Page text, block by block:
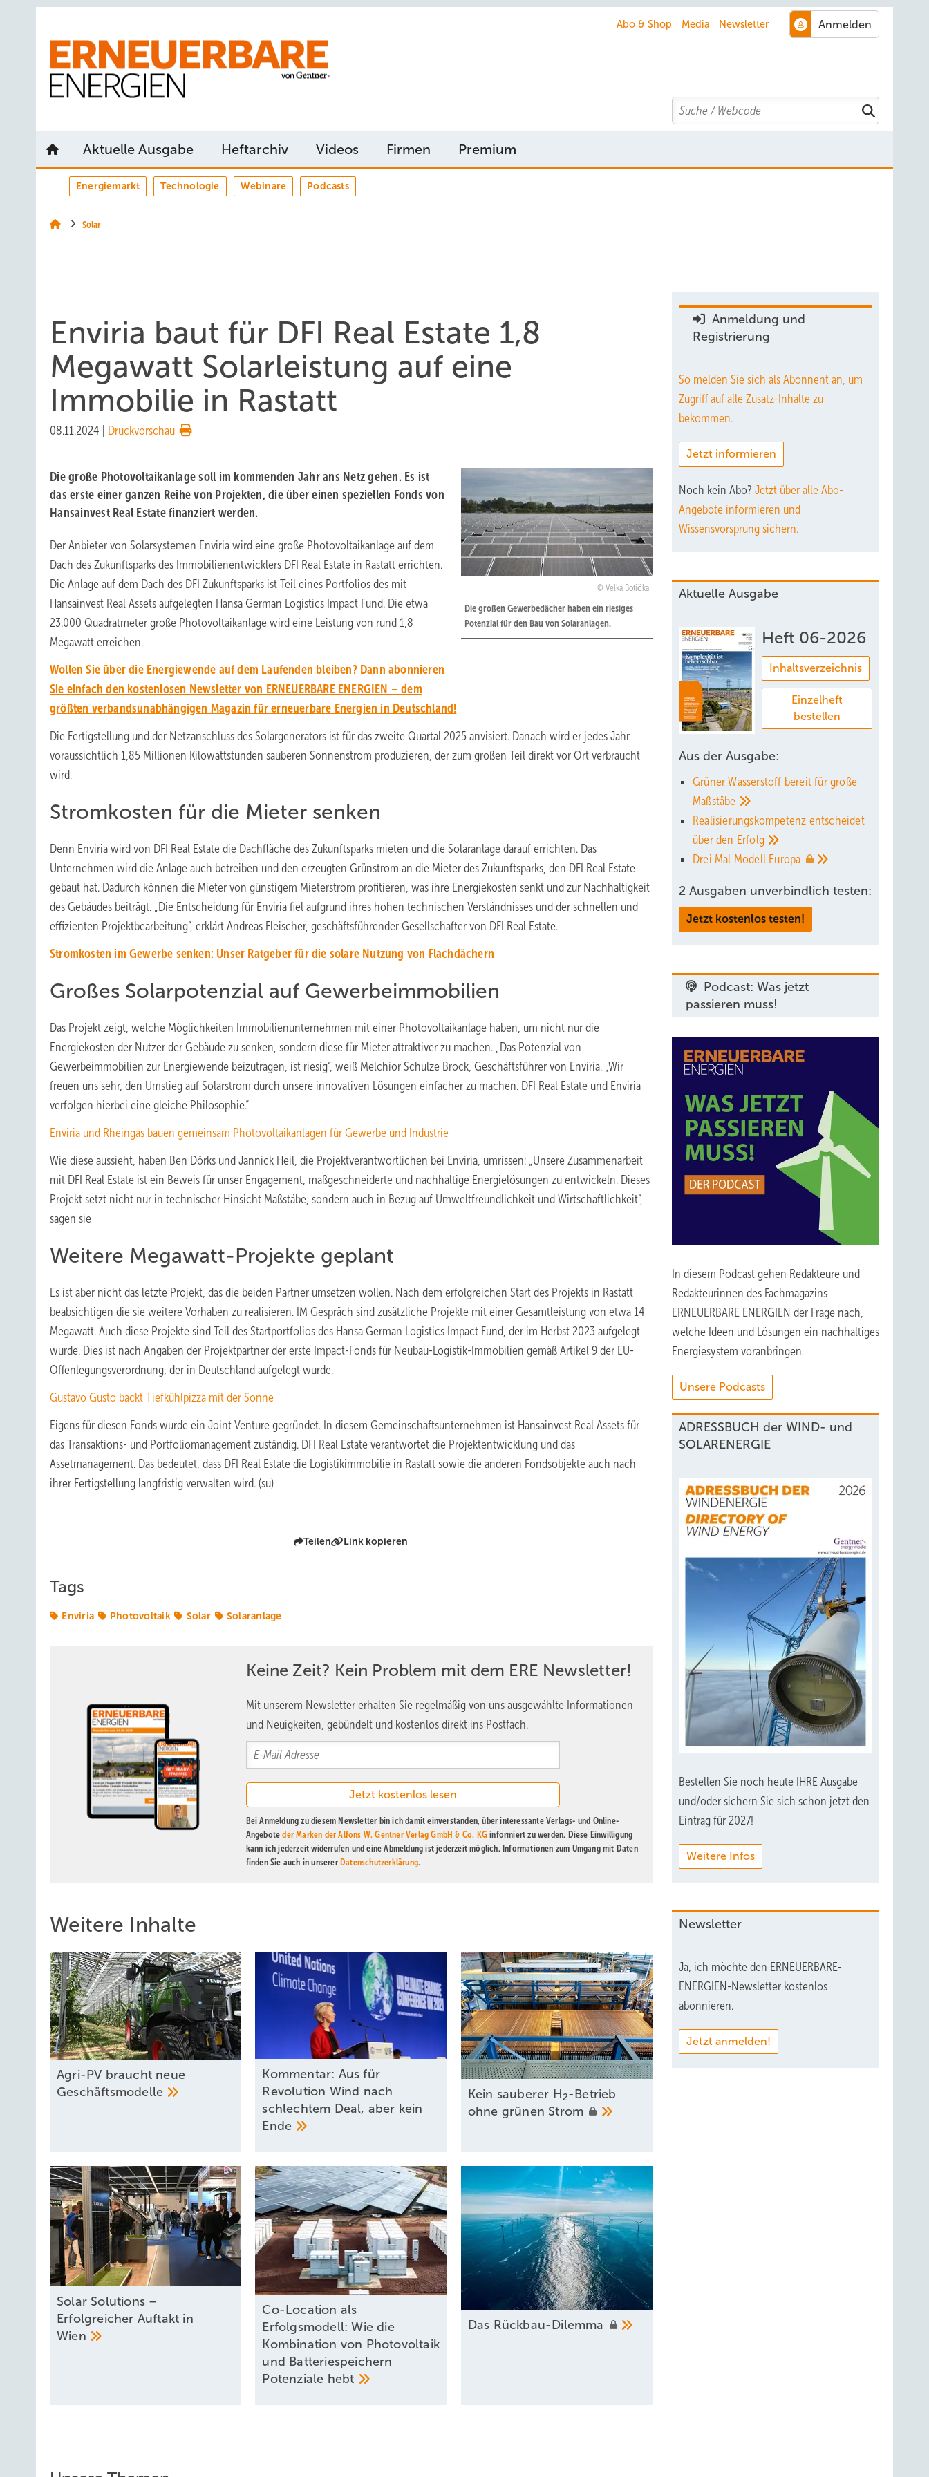
Abo & Shop Media Newsletter
Search
Aktuelle Ausgabe Heftarchiv Videos Firmen Premium
Energiemarkt Technologie Webinare Podcasts
Solar
Enviria baut für DFI Real Estate 1,8
Megawatt Solarleistung auf eine
Immobilie in Rastatt
08.11.2024 Druckvorschau
Velka Botička
Die großen Gewerbedächer haben ein riesiges
Potenzial für den Bau von Solaranlagen.
Die große Photovoltaikanlage soll im kommenden Jahr ans Netz gehen. Es ist
das erste einer ganzen Reihe von Projekten, die über einen speziellen Fonds von
Hansainvest Real Estate finanziert werden.
Der Anbieter von Solarsystemen Enviria wird eine große Photovoltaikanlage auf dem
Dach des Zukunftsparks des Immobilienentwicklers DFI Real Estate in Rastatt errichten.
Die Anlage auf dem Dach des DFI Zukunftsparks ist Teil eines Portfolios des mit
Hansainvest Real Assets aufgelegten Hansa German Logistics Impact Fund. Die etwa
23.000 Quadratmeter große Photovoltaikanlage wird eine Leistung von rund 1,8
Megawatt erreichen.
Wollen Sie über die Energiewende auf dem Laufenden bleiben? Dann abonnieren
Sie einfach den kostenlosen Newsletter von ERNEUERBARE ENERGIEN – dem
größten verbandsunabhängigen Magazin für erneuerbare Energien in Deutschland!
Die Fertigstellung und der Netzanschluss des Solargenerators ist für das zweite Quartal 2025 anvisiert. Danach wird er jedes Jahr
voraussichtlich 1,85 Millionen Kilowattstunden sauberen Sonnenstrom produzieren, der zum großen Teil direkt vor Ort verbraucht
wird.
Stromkosten für die Mieter senken
Denn Enviria wird von DFI Real Estate die Dachfläche des Zukunftsparks mieten und die Solaranlage darauf errichten. Das
Unternehmen wird die Anlage auch betreiben und den erzeugten Grünstrom an die Mieter des Zukunftsparks, den DFI Real Estate
gebaut hat. Dadurch können die Mieter von günstigem Mieterstrom profitieren, was ihre Energiekosten senkt und zur Nachhaltigkeit
des Gebäudes beiträgt. „Die Entscheidung für Enviria fiel aufgrund ihres hohen technischen Verständnisses und der schnellen und
effizienten Projektbearbeitung“, erklärt Andreas Fleischer, geschäftsführender Gesellschafter von DFI Real Estate.
Stromkosten im Gewerbe senken: Unser Ratgeber für die solare Nutzung von Flachdächern
Großes Solarpotenzial auf Gewerbeimmobilien
Das Projekt zeigt, welche Möglichkeiten Immobilienunternehmen mit einer Photovoltaikanlage haben, um nicht nur die
Energiekosten der Nutzer der Gebäude zu senken, sondern diese für Mieter attraktiver zu machen. „Das Potenzial von
Gewerbeimmobilien zur Energiewende beizutragen, ist riesig“, weiß Melchior Schulze Brock, Geschäftsführer von Enviria. „Wir
freuen uns sehr, den Umstieg auf Solarstrom durch unsere innovativen Lösungen einfacher zu machen. DFI Real Estate und Enviria
verfolgen hierbei eine gleiche Philosophie.“
Enviria und Rheingas bauen gemeinsam Photovoltaikanlagen für Gewerbe und Industrie
Wie diese aussieht, haben Ben Dörks und Jannick Heil, die Projektverantwortlichen bei Enviria, umrissen: „Unsere Zusammenarbeit
mit DFI Real Estate ist ein Beweis für unser Engagement, maßgeschneiderte und nachhaltige Energielösungen zu entwickeln. Dieses
Projekt setzt nicht nur in technischer Hinsicht Maßstäbe, sondern auch in Bezug auf Umweltfreundlichkeit und Wirtschaftlichkeit“,
sagen sie
Weitere Megawatt-Projekte geplant
Es ist aber nicht das letzte Projekt, das die beiden Partner umsetzen wollen. Nach dem erfolgreichen Start des Projekts in Rastatt
beabsichtigen die sie weitere Vorhaben zu realisieren. IM Gespräch sind zusätzliche Projekte mit einer Gesamtleistung von etwa 14
Megawatt. Auch diese Projekte sind Teil des Startportfolios des Hansa German Logistics Impact Fund, der im Herbst 2023 aufgelegt
wurde. Dies ist nach Angaben der Projektpartner der erste Impact-Fonds für Neubau-Logistik-Immobilien gemäß Artikel 9 der EU-
Offenlegungsverordnung, der in Deutschland aufgelegt wurde.
Gustavo Gusto backt Tiefkühlpizza mit der Sonne
Eigens für diesen Fonds wurde ein Joint Venture gegründet. In diesem Gemeinschaftsunternehmen ist Hansainvest Real Assets für
das Transaktions- und Portfoliomanagement zuständig. DFI Real Estate verantwortet die Projektentwicklung und das
Assetmanagement. Das bedeutet, dass DFI Real Estate die Logistikimmobilie in Rastatt sowie die anderen Fondsobjekte auch nach
ihrer Fertigstellung langfristig verwalten wird. (su)
Teilen Link kopieren
Tags
Enviria Photovoltaik Solar Solaranlage
Keine Zeit? Kein Problem mit dem ERE Newsletter!
Mit unserem Newsletter erhalten Sie regelmäßig von uns ausgewählte Informationen
und Neuigkeiten, gebündelt und kostenlos direkt ins Postfach.
Bei Anmeldung zu diesem Newsletter bin ich damit einverstanden, über interessante Verlags- und Online-
Angeboteder Marken der Alfons W. Gentner Verlag GmbH & Co. KG informiert zu werden. Diese Einwilligung
kann ich jederzeit widerrufen und eine Abmeldung ist jederzeit möglich. Informationen zum Umgang mit Daten
finden Sie auch in unserer Datenschutzerklärung.
Weitere Inhalte
Agri-PV braucht neue
Geschäftsmodelle
Kommentar: Aus für
Revolution Wind nach
schlechtem Deal, aber kein
Ende
Kein sauberer H 2-Betrieb
ohne grünen Strom
Solar Solutions –
Erfolgreicher Auftakt in
Wien
Co-Location als
Erfolgsmodell: Wie die
Kombination von Photovoltaik
und Batteriespeichern
Potenziale hebt
Das Rückbau-Dilemma
Anmeldung und
Registrierung
So melden Sie sich als Abonnent an, um
Zugriff auf alle Zusatz-Inhalte zu
bekommen.
Jetzt informieren
Noch kein Abo? Jetzt über alle Abo-
Angebote informieren und
Wissensvorsprung sichern.
Aktuelle Ausgabe
Heft 06-2026
Inhaltsverzeichnis
Einzelheft
bestellen
Aus der Ausgabe:
Grüner Wasserstoff bereit für große
Maßstäbe
Realisierungskompetenz entscheidet
über den Erfolg
Drei Mal Modell Europa
2 Ausgaben unverbindlich testen:
Jetzt kostenlos testen!
Podcast: Was jetzt
passieren muss!
In diesem Podcast gehen Redakteure und
Redakteurinnen des Fachmagazins
ERNEUERBARE ENERGIEN der Frage nach,
welche Ideen und Lösungen ein nachhaltiges
Energiesystem voranbringen.
Unsere Podcasts
ADRESSBUCH der WIND- und
SOLARENERGIE
Bestellen Sie noch heute IHRE Ausgabe
und/oder sichern Sie sich schon jetzt den
Eintrag für 2027!
Weitere Infos
Newsletter
Ja, ich möchte den ERNEUERBARE-
ENERGIEN-Newsletter kostenlos
abonnieren.
Jetzt anmelden!